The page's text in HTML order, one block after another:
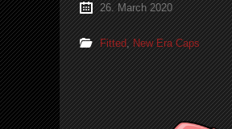
26. March 2020
Fitted,New Era Caps